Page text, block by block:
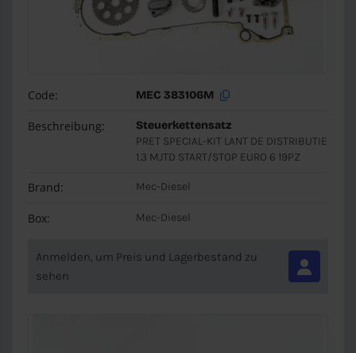
Code: MEC 383106M
Beschreibung:
Steuerkettensatz
PRET SPECIAL-KIT LANT DE DISTRIBUTIE
1.3 MJTD START/STOP EURO 6 19PZ
Brand: Mec-Diesel
Box: Mec-Diesel
Anmelden, um Preis und Lagerbestand zu
sehen